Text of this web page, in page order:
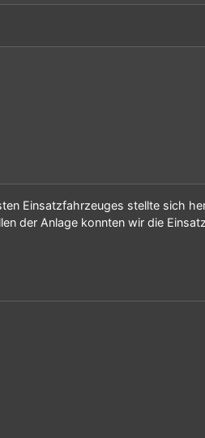
Einsatzfahrzeuges stellte sich
der Anlage konnten wir die